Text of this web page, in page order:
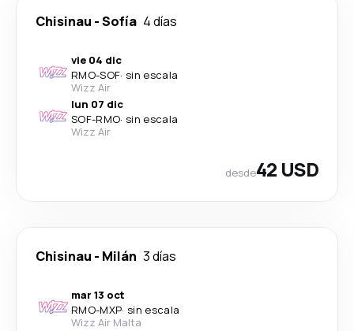
Chisinau -Sofía 4 días
vie 04 dic
RMO-SOF· sin escala
Wizz Air
lun 07 dic
SOF-RMO· sin escala
Wizz Air
desde42 USD
Chisinau - Milán 3 días
mar 13 oct
RMO-MXP· sin escala
Wizz Air Malta